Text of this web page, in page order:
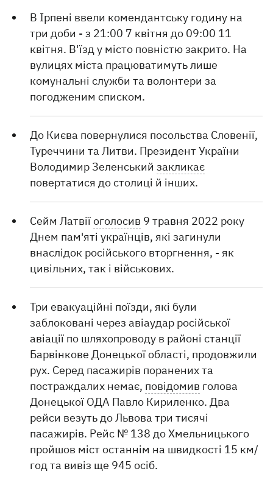
В Ірпені ввели комендантську годину на
три доби - з 21:00 7 квітня до 09:00 11
квітня. В'їзд у місто повністю закрито. На
вулицях міста працюватимуть лише
комунальні служби та волонтери за
погодженим списком.
До Києва повернулися посольства Словенії,
Туреччини та Литви. Президент України
Володимир Зеленськийзакликає
повертатися до столиці й інших.
Сейм Латвіїоголосив 9 травня 2022 року
Днем пам'яті українців, які загинули
внаслідок російського вторгнення, - як
цивільних, так і військових.
Три евакуаційні поїзди, які були
заблоковані через авіаудар російської
авіації по шляхопроводу в районі станції
Барвінкове Донецької області, продовжили
рух. Серед пасажирів поранених та
постраждалих немає, повідомив голова
Донецької ОДА Павло Кириленко. Два
рейси везуть до Львова три тисячі
пасажирів. Рейс № 138 до Хмельницького
пройшов міст останнім на швидкості 15 км/
год та вивіз ще 945 осіб.